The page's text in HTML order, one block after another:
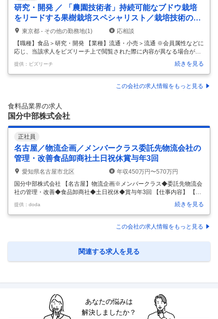
研究・開発 ／ 「農園技術者」持続可能なブドウ栽培
をリードする果樹栽培スペシャリスト／栽培技術の標
準化・技術開発・新規農園立ち上げ
東京都 - その他の勤務地(1)
応相談
【職種】食品＞研究・開発 【業種】流通・小売＞流通 ※会員属性などに
応じ、当該求人をビズリーチ上で閲覧された際に内容が異なる場合があ
ります 【職務内容】 弊社グループで運営するブドウの大規模果樹園の農
園技術者 千葉県富津市の大規模ブドウ農園を拠点として、栽培技術の中
核人材としてご活躍いただきます。 日々の生育状況の確認や病害虫診断
などの技術支援を行いながら、収量・品質・作業効率を高めるための技
術の評価・導入、栽培技術の標準化を通じて、グループ全体の果樹栽培
技術を牽引していただきます 【具体的職務】 ・栽培技術の高度化 →生
育診断…
提供：ビズリーチ 続きを見る
この会社の求人情報をもっと見る
食料品業界の求人
国分中部株式会社
正社員
名古屋／物流企画／メンバークラス委託先物流会社の
管理・改善食品卸商社土日祝休賞与年3回
愛知県名古屋市北区
年収450万円〜570万円
国分中部株式会社 【名古屋】物流企画※メンバークラス◆委託先物流会
社の管理・改善◆食品卸商社◆土日祝休◆賞与年3回 【仕事内容】 【名
古屋】物流企画※メンバークラス◆委託先物流会社の管理・改善◆食品
卸商社◆土日祝休◆賞与年3回 【具体的な仕事内容】 ～業界トップの商
品数、お客様のご要望に応えられます！／地域密着、食を通じた幸せに
貢献！／頑張りを評価する体制も整っています！～ ■仕事内容 物流業務
改善 ・得意先への物流提案 ・社内システム管理等 ・物流業務効率化を
図るためのレイアウト企画 【お取引先】 中部地区（東海四県と北陸三県
提供：doda 続きを見る
この会社の求人情報をもっと見る
関連する求人を見る
あなたの悩みは
解決しましたか？